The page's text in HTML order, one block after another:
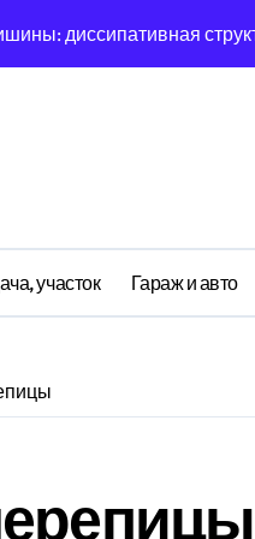
причинность в
прескриптивной
почему карты всегда
туннелирование
участок Гараж и авто